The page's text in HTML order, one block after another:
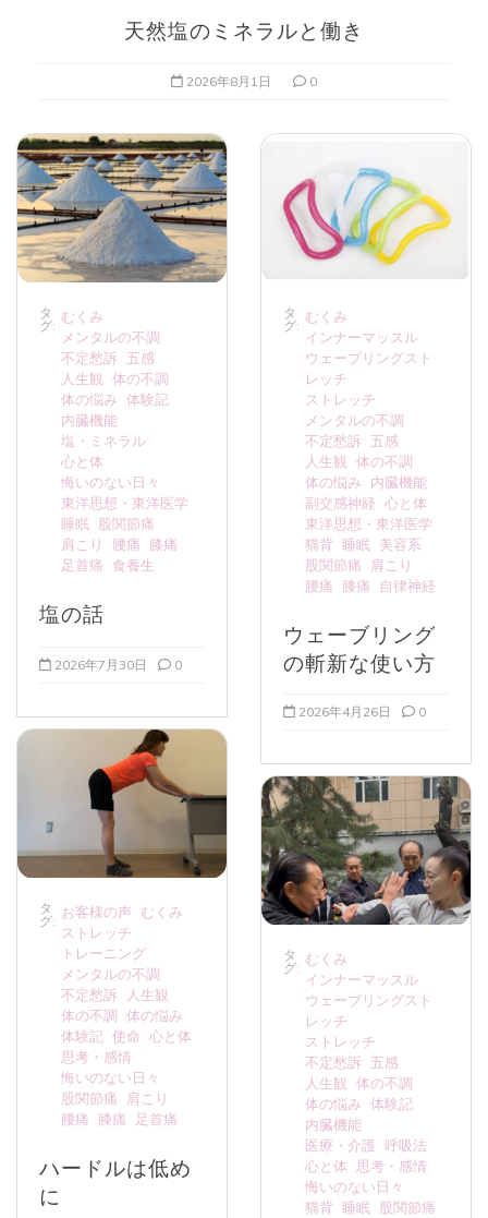
天然塩のミネラルと働き
2026年8月1日 0
タ
グ:
むくみ
メンタルの不調
不定愁訴
五感
人生観 体の不調
体の悩み 体験記
内臓機能
塩・ミネラル
心と体
悔いのない日々
東洋思想・東洋医学
睡眠 股関節痛
肩こり
腰痛
膝痛
足首痛 食養生
塩の話
2026年7月30日 0
タ
グ:
お客様の声
むくみ
ストレッチ
トレーニング
メンタルの不調
不定愁訴
人生観
体の不調 体の悩み
体験記 使命 心と体
思考・感情
悔いのない日々
股関節痛
肩こり
腰痛
膝痛 足首痛
ハードルは低め
に
タ
グ:
むくみ
インナーマッスル
ウェーブリングスト
レッチ
ストレッチ
メンタルの不調
不定愁訴
五感
人生観 体の不調
体の悩み
内臓機能
副交感神経 心と体
東洋思想・東洋医学
猫背 睡眠 美容系
股関節痛
肩こり
腰痛
膝痛 自律神経
ウェーブリング
の斬新な使い方
2026年4月26日 0
タ
グ:
むくみ
インナーマッスル
ウェーブリングスト
レッチ
ストレッチ
不定愁訴
五感
人生観 体の不調
体の悩み 体験記
内臓機能
医療・介護 呼吸法
心と体 思考・感情
悔いのない日々
猫背 睡眠 股関節痛